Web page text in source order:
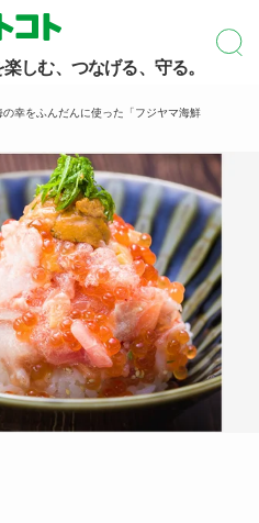
しむ、つなげる、守る。
の幸をふんだんに使った「フジヤマ海鮮